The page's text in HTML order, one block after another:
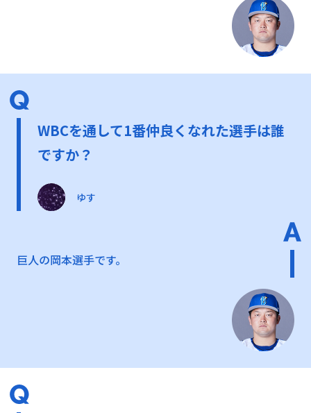
WBCを通して1番仲良くなれた選手は誰
ですか？
ゆす
巨人の岡本選手です。